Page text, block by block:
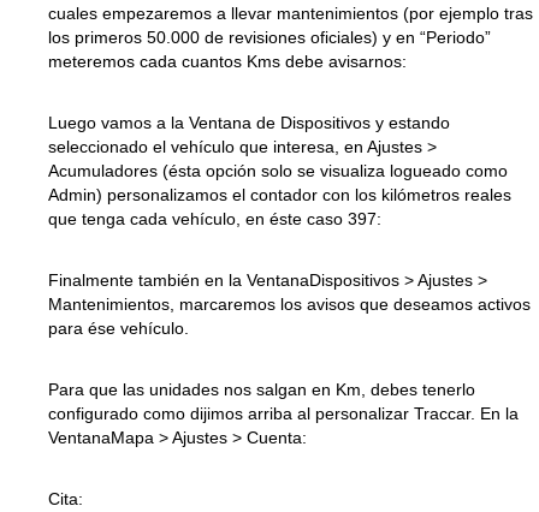
cuales empezaremos a llevar mantenimientos (por ejemplo tras
los primeros 50.000 de revisiones oficiales) y en “Periodo”
meteremos cada cuantos Kms debe avisarnos:
Luego vamos a la Ventana de Dispositivos y estando
seleccionado el vehículo que interesa, en Ajustes >
Acumuladores (ésta opción solo se visualiza logueado como
Admin) personalizamos el contador con los kilómetros reales
que tenga cada vehículo, en éste caso 397:
Finalmente también en la VentanaDispositivos > Ajustes >
Mantenimientos, marcaremos los avisos que deseamos activos
para ése vehículo.
Para que las unidades nos salgan en Km, debes tenerlo
configurado como dijimos arriba al personalizar Traccar. En la
VentanaMapa > Ajustes > Cuenta:
Cita: